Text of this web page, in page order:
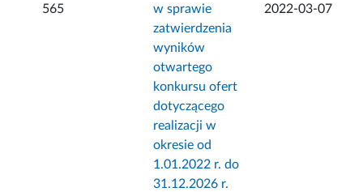
565
w sprawie
zatwierdzenia
wyników
otwartego
konkursu ofert
dotyczącego
realizacji w
okresie od
1.01.2022 r. do
31.12.2026 r.
2022-03-07